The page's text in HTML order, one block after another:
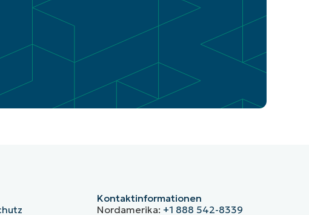
Kontaktinformationen
Nordamerika: +1 888 542-8339